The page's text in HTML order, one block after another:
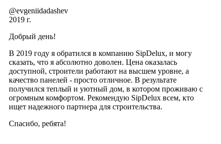
@evgeniidadashev
2019 г.
Добрый день!
В 2019 году я обратился в компанию SipDelux, и могу
сказать, что я абсолютно доволен. Цена оказалась
доступной, строители работают на высшем уровне, а
качество панелей - просто отличное. В результате
получился теплый и уютный дом, в котором проживаю с
огромным комфортом. Рекомендую SipDelux всем, кто
ищет надежного партнера для строительства.
Спасибо, ребята!